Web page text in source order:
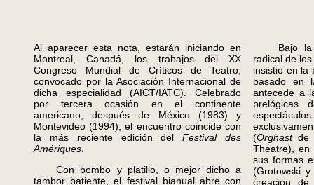
Al aparecer esta nota, estarán iniciando en
Montreal, Canadá, los trabajos del XX
Congreso Mundial de Críticos de Teatro,
convocado por la Asociación Internacional de
dicha especialidad (AICT/IATC). Celebrado
por tercera ocasión en el continente
americano, después de México (1983) y
Montevideo (1994), el encuentro coincide con
la más reciente edición delFestival des
Amériques
Con bombo y platillo, o mejor dicho a
tambor batiente, el festival bianual abre con
Bajo la
radical de
insistió en la
basado en
antecede a
prelógicas
(Orghastde
Theatre), en
sus formas
(Grotowski
creación de